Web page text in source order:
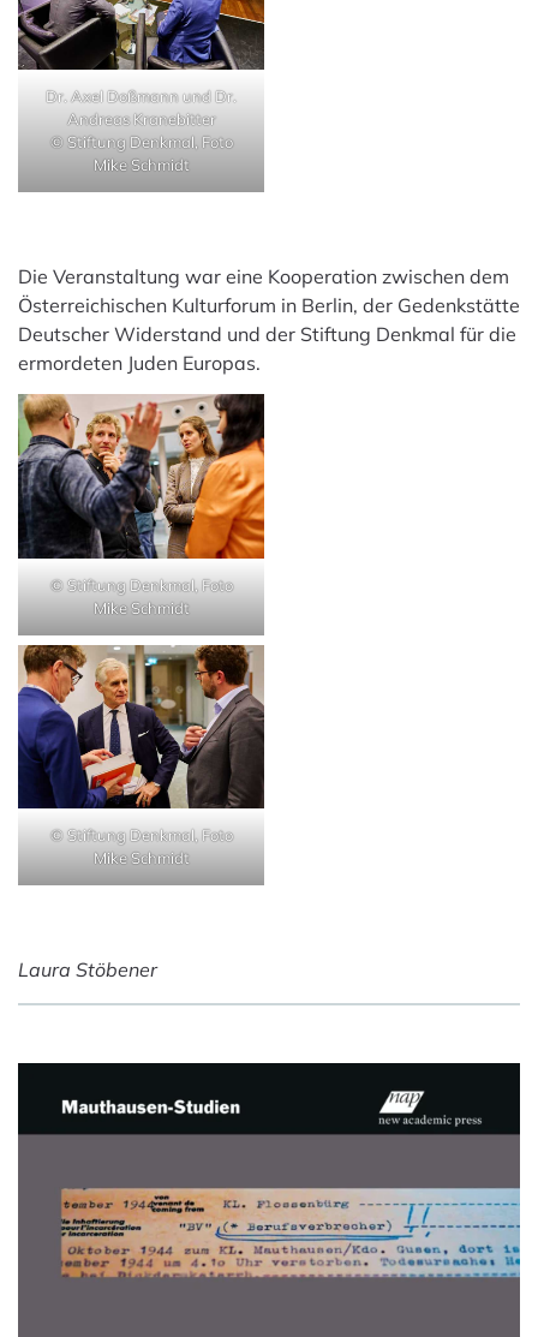
Dr. Axel Doßmann und Dr.
Andreas Kranebitter
© Stiftung Denkmal, Foto
Mike Schmidt
Die Veranstaltung war eine Kooperation zwischen dem
Österreichischen Kulturforum in Berlin, der Gedenkstätte
Deutscher Widerstand und der Stiftung Denkmal für die
ermordeten Juden Europas.
© Stiftung Denkmal, Foto
Mike Schmidt
© Stiftung Denkmal, Foto
Mike Schmidt
Laura Stöbener